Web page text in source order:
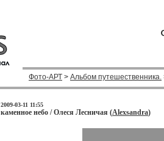
Фото-АРТ > Альбом путешественника.
2009-03-11 11:55
каменное небо / Олеся Лесничая (Alexsandra)